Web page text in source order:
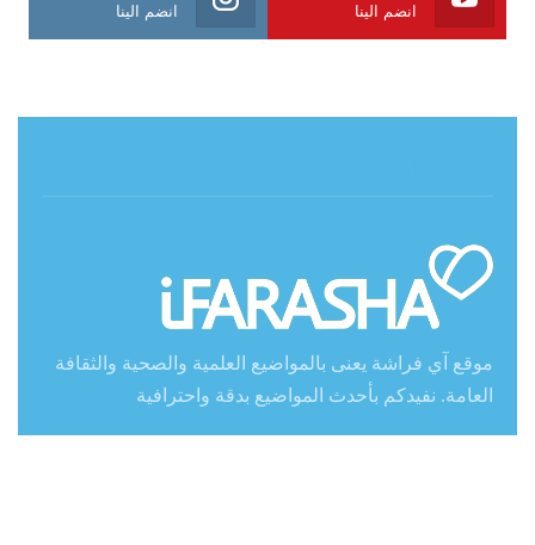
انضم الينا انضم الينا
موقع آي فراشة يعنى بالمواضيع العلمية والصحية والثقافة
العامة. نفيدكم بأحدث المواضيع بدقة واحترافية